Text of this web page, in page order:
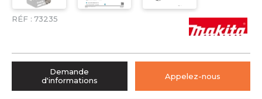
RÉF : 73235
Demande
d'informations
Appelez-nous